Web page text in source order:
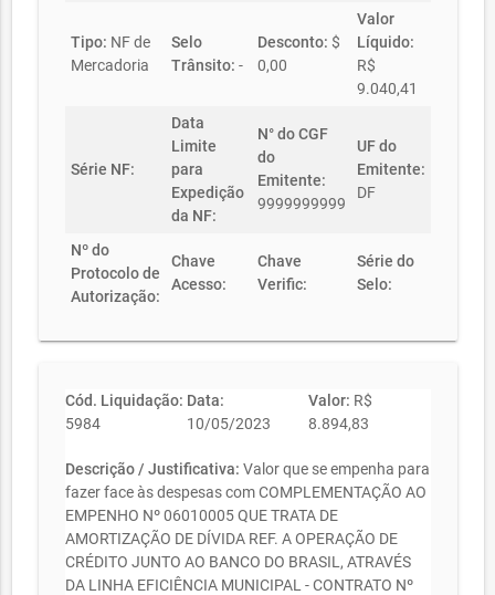
Tipo: NF de
Mercadoria
Selo
Trânsito: -
Desconto: $
0,00
Valor
Líquido:
R$
9.040,41
Série NF:
Data
Limite
para
Expedição
da NF:
N° do CGF
do
Emitente:
9999999999
UF do
Emitente:
DF
Nº do
Protocolo de
Autorização:
Chave
Acesso:
Chave
Verific:
Série do
Selo:
Cód. Liquidação:
5984
Data:
10/05/2023
Valor: R$
8.894,83
Descrição / Justificativa: Valor que se empenha para
fazer face às despesas com COMPLEMENTAÇÃO AO
EMPENHO Nº 06010005 QUE TRATA DE
AMORTIZAÇÃO DE DÍVIDA REF. A OPERAÇÃO DE
CRÉDITO JUNTO AO BANCO DO BRASIL, ATRAVÉS
DA LINHA EFICIÊNCIA MUNICIPAL - CONTRATO Nº